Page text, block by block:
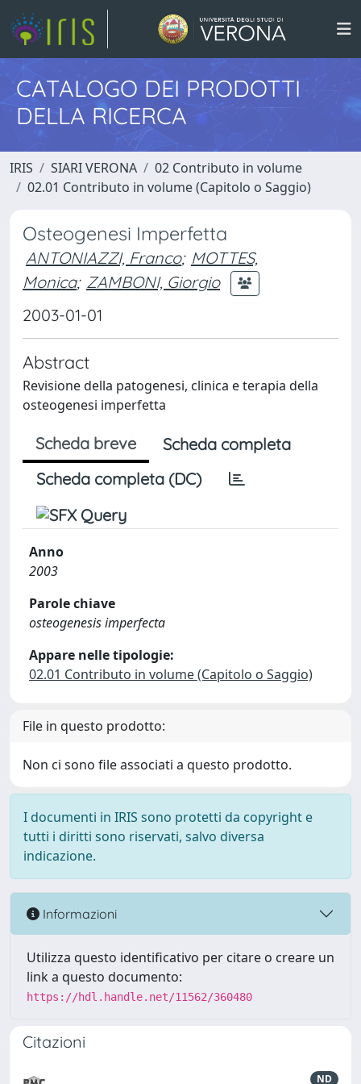
CATALOGO DEI PRODOTTI
DELLA RICERCA
IRIS SIARI VERONA
02 Contributo in volume
02.01 Contributo in volume (Capitolo o Saggio)
Osteogenesi Imperfetta
ANTONIAZZI, Franco; MOTTES,
Monica; ZAMBONI, Giorgio
2003-01-01
Abstract
Revisione della patogenesi, clinica e terapia della
osteogenesi imperfetta
Scheda breve
Scheda completa
Scheda completa (DC)
Anno
2003
Parole chiave
osteogenesis imperfecta
Appare nelle tipologie:
02.01 Contributo in volume (Capitolo o Saggio)
File in questo prodotto:
Non ci sono file associati a questo prodotto.
I documenti in IRIS sono protetti da copyright e
tutti i diritti sono riservati, salvo diversa
indicazione.
Informazioni
Utilizza questo identificativo per citare o creare un
link a questo documento:
https://hdl.handle.net/11562/360480
Citazioni
ND